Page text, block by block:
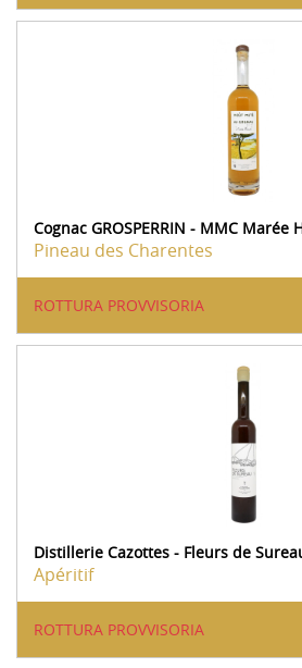
Cognac GROSPERRIN - MMC Marée
Pineau des Charentes
ROTTURA PROVVISORIA
Distillerie Cazottes - Fleurs de
Apéritif
ROTTURA PROVVISORIA